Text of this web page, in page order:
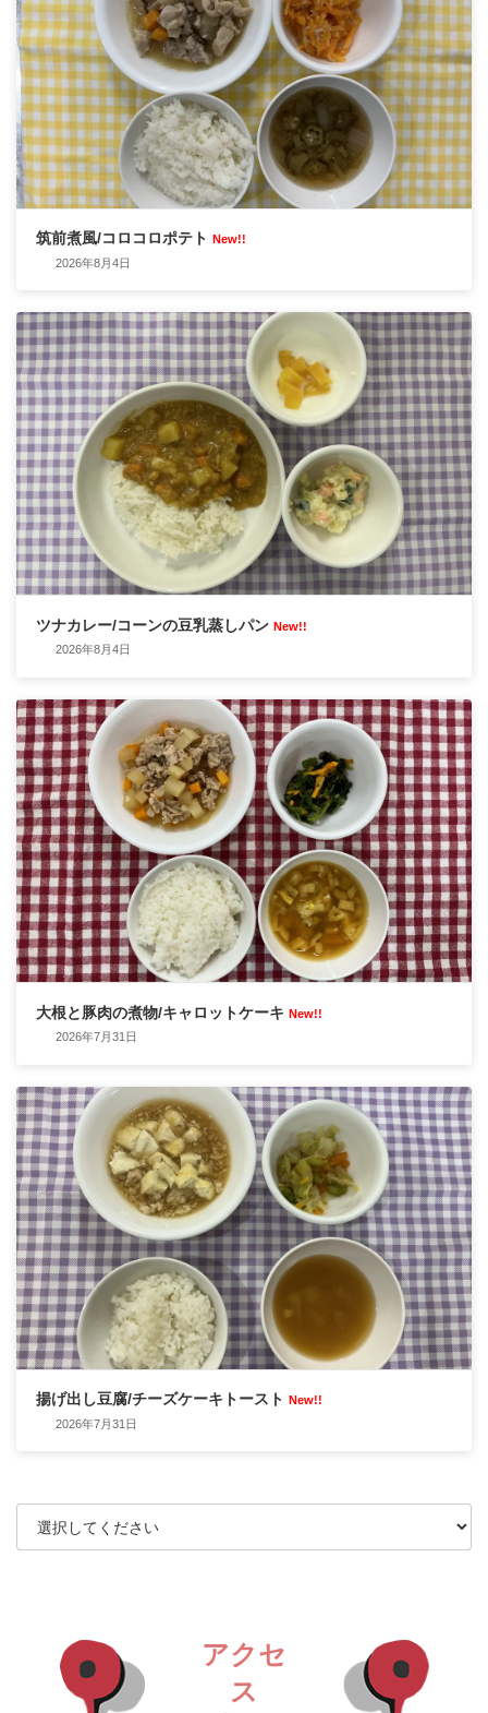
筑前煮風/コロコロポテト New!!
2026年8月4日
ツナカレー/コーンの豆乳蒸しパン New!!
2026年8月4日
大根と豚肉の煮物/キャロットケーキ New!!
2026年7月31日
揚げ出し豆腐/チーズケーキトースト
New!!
2026年7月31日
アクセ
ス